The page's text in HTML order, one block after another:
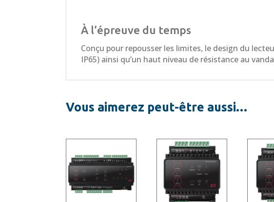
À l’épreuve du temps
Conçu pour repousser les limites, le design du
IP65) ainsi qu’un haut niveau de résistance au
Vous aimerez peut-être aussi…